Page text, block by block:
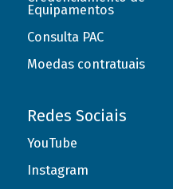
Equipamentos
Consulta PAC
Moedas contratuais
Redes Sociais
YouTube
Instagram